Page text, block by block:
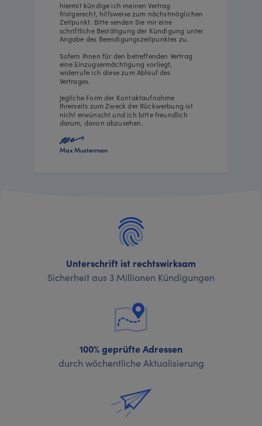
hiermit kündige ich meinen Vertrag
fristgerecht, hilfsweise zum nächstmöglichen
Zeitpunkt. Bitte senden Sie mir eine
schriftliche Bestätigung der Kündigung unter
Angabe des Beendigungszeitpunktes zu.
Sofern Ihnen für den betreffenden Vertrag
eine Einzugsermächtigung vorliegt,
widerrufe ich diese zum Ablauf des
Vertrages.
Jegliche Form der Kontaktaufnahme
Ihrerseits zum Zweck der Rückwerbung ist
nicht erwünscht und ich bitte freundlich
darum, davon abzusehen.
Max Musterman
Unterschrift ist rechtswirksam
Sicherheit aus 3 Millionen Kündigungen
100% geprüfte Adressen
durch wöchentliche Aktualisierung